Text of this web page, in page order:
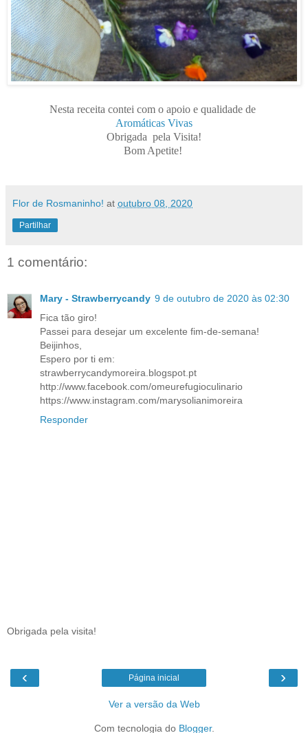
Nesta receita contei com o apoio e qualidade de
Aromáticas Vivas
Obrigada pela Visita!
Bom Apetite!
Flor de Rosmaninho! at outubro 08, 2020
Partilhar
1 comentário:
Mary - Strawberrycandy 9 de outubro de 2020 às 02:30
Fica tão giro!
Passei para desejar um excelente fim-de-semana!
Beijinhos,
Espero por ti em:
strawberrycandymoreira.blogspot.pt
http://www.facebook.com/omeurefugioculinario
https://www.instagram.com/marysolianimoreira
Responder
Obrigada pela visita!
‹ ›
Página inicial
Ver a versão da Web
Com tecnologia do Blogger.